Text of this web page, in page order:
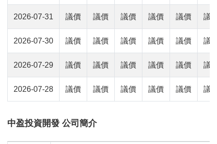
2026-07-31 議價 議價 議價 議價 議價 議
2026-07-30 議價 議價 議價 議價 議價 議
2026-07-29 議價 議價 議價 議價 議價 議
2026-07-28 議價 議價 議價 議價 議價 議
中盈投資開發 公司簡介